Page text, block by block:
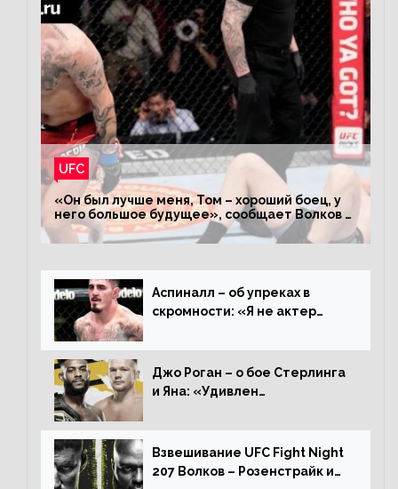
UFC
«Он был лучше меня, Том – хороший боец, у
него большое будущее», сообщает Волков –
о поражении Аспиналлу
Аспиналл – об упреках в
скромности: «Я не актер
дерьмо»
Джо Роган – о бое Стерлинга
и Яна: «Удивлен
Алджамейн определенно
выиграл»
Взвешивание UFC Fight Night
207 Волков – Розенстрайк и